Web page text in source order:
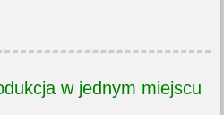
w jednym miejscu